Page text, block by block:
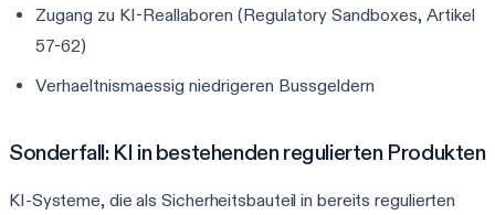
Zugang zu KI-Reallaboren (Regulatory Sandboxes, Artikel
57-62)
Verhaeltnismaessig niedrigeren Bussgeldern
Sonderfall: KI in bestehenden regulierten Produkten
KI-Systeme, die als Sicherheitsbauteil in bereits regulierten